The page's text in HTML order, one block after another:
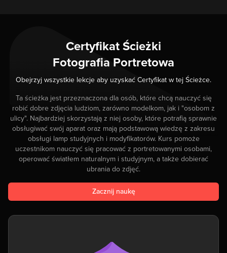
Certyfikat Ścieżki
Fotografia Portretowa
Obejrzyj wszystkie lekcje aby uzyskać Certyfikat w tej Ścieżce.
Ta ścieżka jest przeznaczona dla osób, które chcą nauczyć się
robić dobre zdjęcia ludziom, zarówno modelkom, jak i "osobom z
ulicy". Najbardziej skorzystają z niej osoby, które potrafią sprawnie
obsługiwać swój aparat oraz mają podstawową wiedzę z zakresu
obsługi lamp studyjnych i modyfikatorów. Kurs pomoże
uczestnikom nauczyć się pracować z portretowanymi osobami,
operować światłem naturalnym i studyjnym, a także dobierać
ubrania do zdjęć.
Zacznij naukę